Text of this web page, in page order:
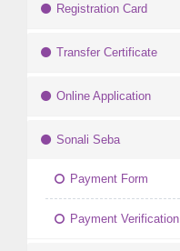
Registration Card
Transfer Certificate
Online Application
Sonali Seba
Payment Form
Payment Verification